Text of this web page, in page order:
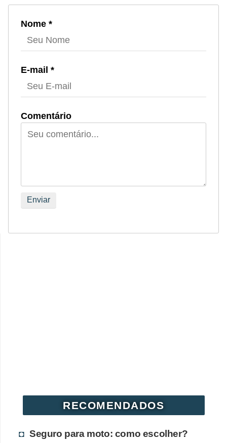
Nome *
E-mail *
Comentário
RECOMENDADOS
Seguro para moto: como escolher?